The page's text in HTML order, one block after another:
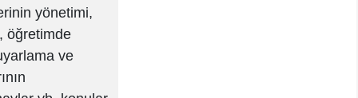
yönetimi,
öğretimde
ve